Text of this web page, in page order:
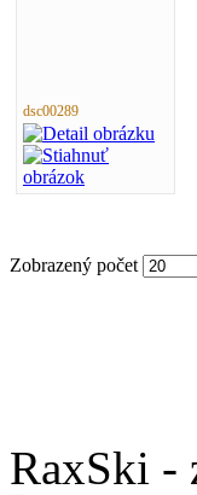
dsc00289
Zobrazený počet
RaxSki -